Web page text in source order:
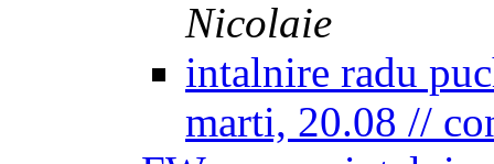
Nicolaie
intalnire radu
marti, 20.08 //